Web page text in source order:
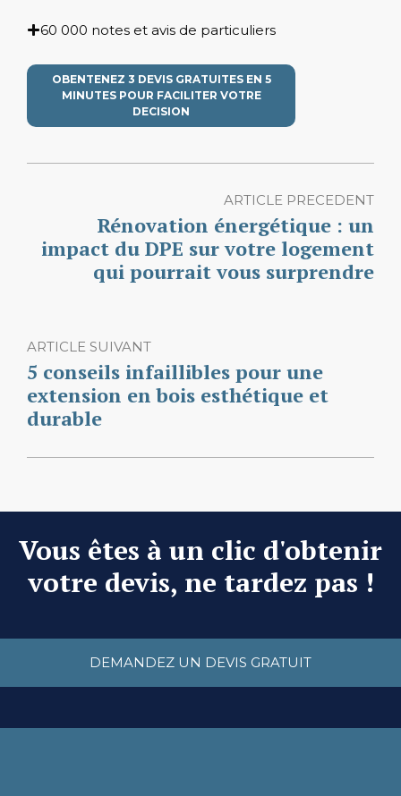
60 000 notes et avis de particuliers
OBENTENEZ 3 DEVIS GRATUITES EN 5
MINUTES POUR FACILITER VOTRE
DECISION
ARTICLE PRECEDENT
Rénovation énergétique : un
impact du DPE sur votre logement
qui pourrait vous surprendre
ARTICLE SUIVANT
5 conseils infaillibles pour une
extension en bois esthétique et
durable
Vous êtes à un clic d'obtenir
votre devis, ne tardez pas !
DEMANDEZ UN DEVIS GRATUIT